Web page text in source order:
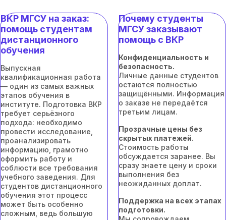
ВКР МГСУ на заказ:
помощь студентам
дистанционного
обучения
Выпускная
квалификационная работа
— один из самых важных
этапов обучения в
институте. Подготовка ВКР
требует серьёзного
подхода: необходимо
провести исследование,
проанализировать
информацию, грамотно
оформить работу и
соблюсти все требования
учебного заведения. Для
студентов дистанционного
обучения этот процесс
может быть особенно
сложным, ведь большую
Почему студенты
МГСУ заказывают
помощь с ВКР
Конфиденциальность и
безопасность.
Личные данные студентов
остаются полностью
защищёнными. Информация
о заказе не передаётся
третьим лицам.
Прозрачные цены без
скрытых платежей.
Стоимость работы
обсуждается заранее. Вы
сразу знаете цену и сроки
выполнения без
неожиданных доплат.
Поддержка на всех этапах
подготовки.